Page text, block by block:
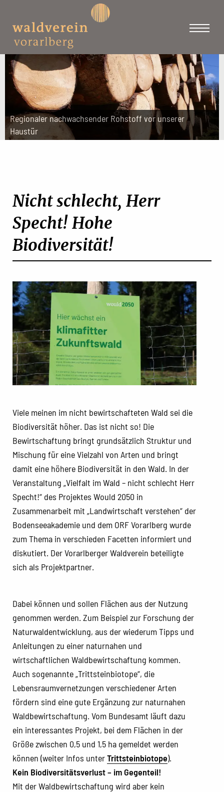
Regionaler nachwachsender Rohstoff vor unserer
Haustür
Nicht schlecht, Herr
Specht! Hohe
Biodiversität!
Viele meinen im nicht bewirtschafteten Wald sei die
Biodiversität höher. Das ist nicht so! Die
Bewirtschaftung bringt grundsätzlich Struktur und
Mischung für eine Vielzahl von Arten und bringt
damit eine höhere Biodiversität in den Wald. In der
Veranstaltung „Vielfalt im Wald – nicht schlecht Herr
Specht!“ des Projektes Would 2050 in
Zusammenarbeit mit „Landwirtschaft verstehen“ der
Bodenseeakademie und dem ORF Vorarlberg wurde
zum Thema in verschieden Facetten informiert und
diskutiert. Der Vorarlberger Waldverein beteiligte
sich als Projektpartner.
Dabei können und sollen Flächen aus der Nutzung
genommen werden. Zum Beispiel zur Forschung der
Naturwaldentwicklung, aus der wiederum Tipps und
Anleitungen zu einer naturnahen und
wirtschaftlichen Waldbewirtschaftung kommen.
Auch sogenannte „Trittsteinbiotope“, die
Lebensraumvernetzungen verschiedener Arten
fördern sind eine gute Ergänzung zur naturnahen
Waldbewirtschaftung. Vom Bundesamt läuft dazu
ein interessantes Projekt, bei dem Flächen in der
Größe zwischen 0,5 und 1,5 ha gemeldet werden
können (weiter Infos unterTrittsteinbiotope).
Kein Biodiversitätsverlust – im Gegenteil!
Mit der Waldbewirtschaftung wird aber kein